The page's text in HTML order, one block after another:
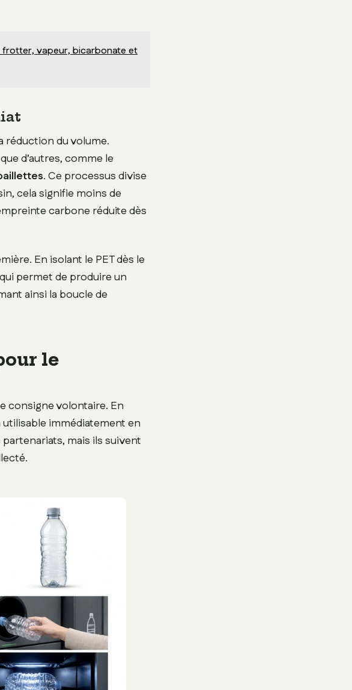
frotter, vapeur, bicarbonate et
réduction du volume.
d’autres, comme le
. Ce processus divise
cela signifie moins de
carbone réduite dès
En isolant le PET dès le
permet de produire un
ainsi la boucle de
le
consigne volontaire. En
immédiatement en
mais ils suivent